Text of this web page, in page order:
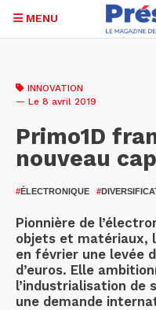
contenu
MENU
INNOVATION
— Le 8 avril 2019
Primo1D
nouveau cap
#ÉLECTRONIQUE #
Pionnière de
objets et matériaux,
en février une levée
d’euros. Elle
l’industrialisation de
une demande